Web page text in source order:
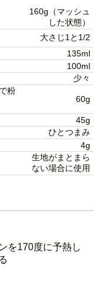
160g（マッシュ
した状態）
大さじ1と1/2
135ml
100ml
少々
粉
60g
45g
ひとつまみ
4g
生地がまとまら
ない場合に使用
を170度に予熱し